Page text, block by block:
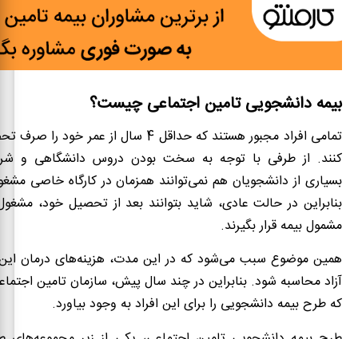
بیمه دانشجویی تامین اجتماعی چیست؟
تمامی افراد مجبور هستند که حداقل 4 سال از
کنند. از طرفی با توجه به سخت بودن دروس دانشگاهی و
بسیاری از دانشجویان هم نمی‌توانند همزمان در کارگاه خاصی
بنابراین در حالت عادی، شاید بتوانند بعد از تحصیل خود،
مشمول بیمه قرار بگیرند.
همین موضوع سبب می‌شود که در این مدت، هزینه‌های درمان
آزاد محاسبه شود. بنابراین در چند سال پیش، سازمان تامین
که طرح بیمه دانشجویی را برای این افراد به وجود بیاورد.